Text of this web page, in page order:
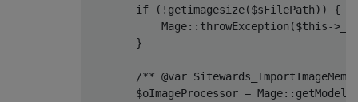
if
(! getimagesize($sFilePath))
{
Mage:: throwException ($this->
}
/** @var
        $oImageProcessor
= Mage:: getModel